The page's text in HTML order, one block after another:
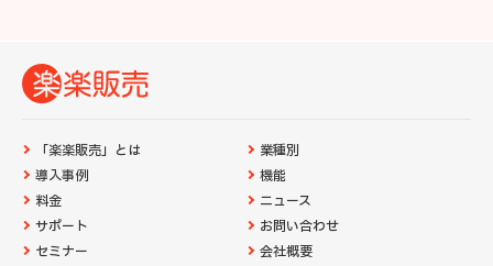
「楽楽販売」とは
導入事例
料金
サポート
セミナー
業種別
機能
ニュース
お問い合わせ
会社概要